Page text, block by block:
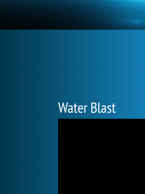
Water Blast